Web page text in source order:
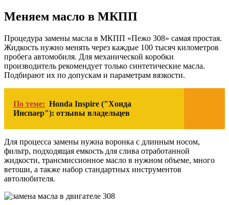
Меняем масло в МКПП
Процедура замены масла в МКПП «Пежо 308» самая простая.
Жидкость нужно менять через каждые 100 тысяч километров
пробега автомобиля. Для механической коробки
производитель рекомендует только синтетические масла.
Подбирают их по допускам и параметрам вязкости.
По теме: Honda Inspire ("Хонда
Инспаер"): отзывы владельцев
Для процесса замены нужна воронка с длинным носом,
фильтр, подходящая емкость для слива отработанной
жидкости, трансмиссионное масло в нужном объеме, много
ветоши, а также набор стандартных инструментов
автолюбителя.